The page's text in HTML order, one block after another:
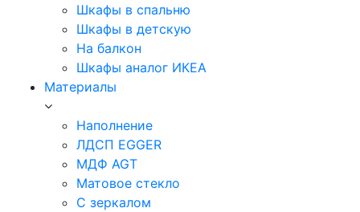
Шкафы в спальню
Шкафы в детскую
На балкон
Шкафы аналог ИКЕА
Материалы
Наполнение
ЛДСП EGGER
МДФ AGT
Матовое стекло
С зеркалом